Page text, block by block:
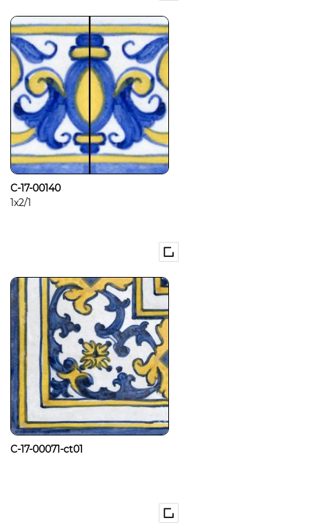
C-17-00140
1x2/1
C-17-00071-ct01